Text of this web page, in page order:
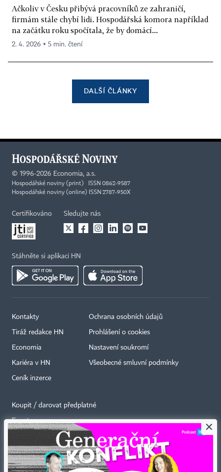
Ačkoliv v Česku přibývá pracovníků ze zahraničí,
firmám stále chybí lidi. Hospodářská komora například
na začátku roku spočítala, že by domácí...
2. 4. 2026 ▪ 5 min. čtení
DALŠÍ ČLÁNKY
© 1996-2026 Economia, a.s.
Hospodářské noviny (print) ISSN 0862-9587
Hospodářské noviny (online) ISSN 2787-950X
Certifikováno Sledujte nás
Stáhněte si aplikaci HN
Kontakty
Tiráž redakce HN
Economia
Kariéra v HN
Ceník inzerce
Ochrana osobních údajů
Prohlášení o cookies
Nastavení soukromí
Všeobecné smluvní podmínky
Koupit / darovat předplatné
Eventy
Newslettery
RSS kanály
×